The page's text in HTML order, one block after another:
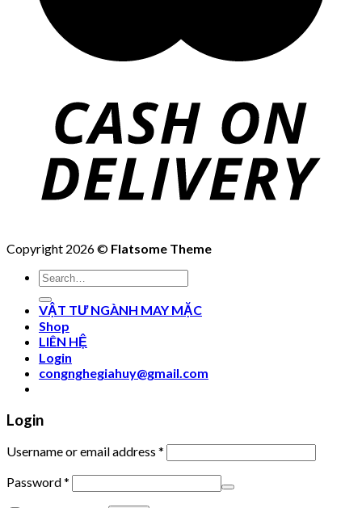
Copyright 2026 © Flatsome Theme
Search
for:
VẬT TƯ NGÀNH MAY MẶC
Shop
LIÊN HỆ
Login
congnghegiahuy@gmail.com
Login
Username or email address *
Password*